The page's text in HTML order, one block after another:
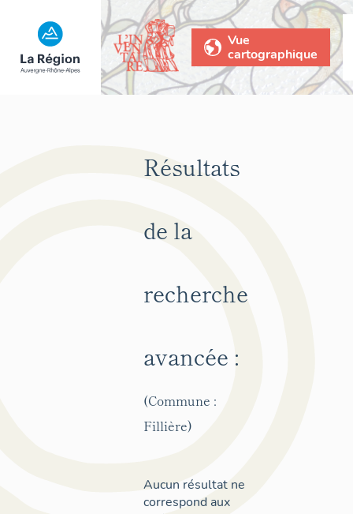
Vue
cartographique
Résultats
de la
recherche
avancée :
(Commune :
Fillière)
Aucun résultat ne
correspond aux